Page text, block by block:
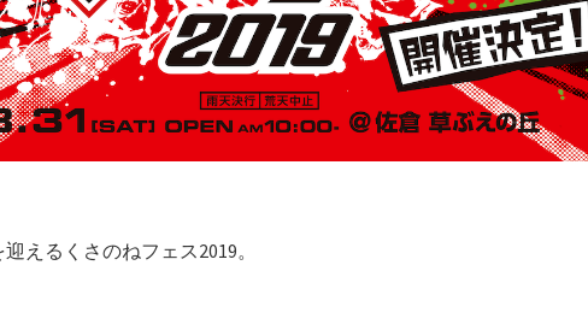
えるくさのねフェス2019。